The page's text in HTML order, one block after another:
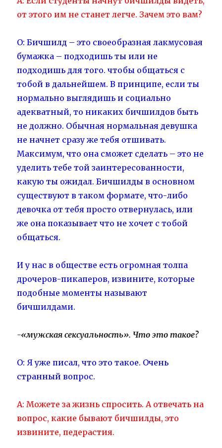
от этого им не станет легче. Зачем это вам?
О: Бичшилд – это своеобразная лакмусовая
бумажка – подходишь ты или не
подходишь для того. чтобы общаться с
тобой в дальнейшем. В принципе, если ты
нормально выглядишь и социально
адекватный, то никаких бичшилдов быть
не должно. Обычная нормальная девушка
не начнет сразу же тебя отшивать.
Максимум, что она сможет сделать – это не
уделить тебе той заинтересованности,
какую ты ожидал. Бичшилды в основном
существуют в таком формате, что-либо
девочка от тебя просто отвернулась, или
же она показывает что не хочет с тобой
общаться.
И у нас в обществе есть огромная толпа
дрочеров-пикаперов, извините, которые
подобные моменты называют
бичшилдами.
-«мужская сексуальность». Что это такое?
О: Я уже писал, что это такое. Очень
странный вопрос.
А: Можете за жизнь спросить. А отвечать на
вопрос, какие бывают бичшилды, это
извините, педерастия.